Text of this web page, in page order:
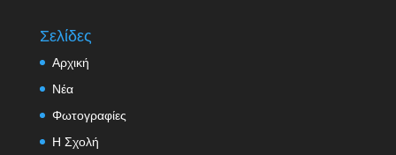
Σελίδες
Αρχική
Νέα
Φωτογραφίες
Η Σχολή